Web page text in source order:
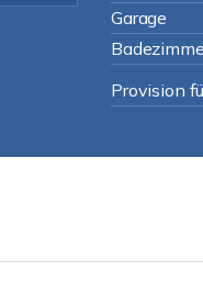
Garage
Provision